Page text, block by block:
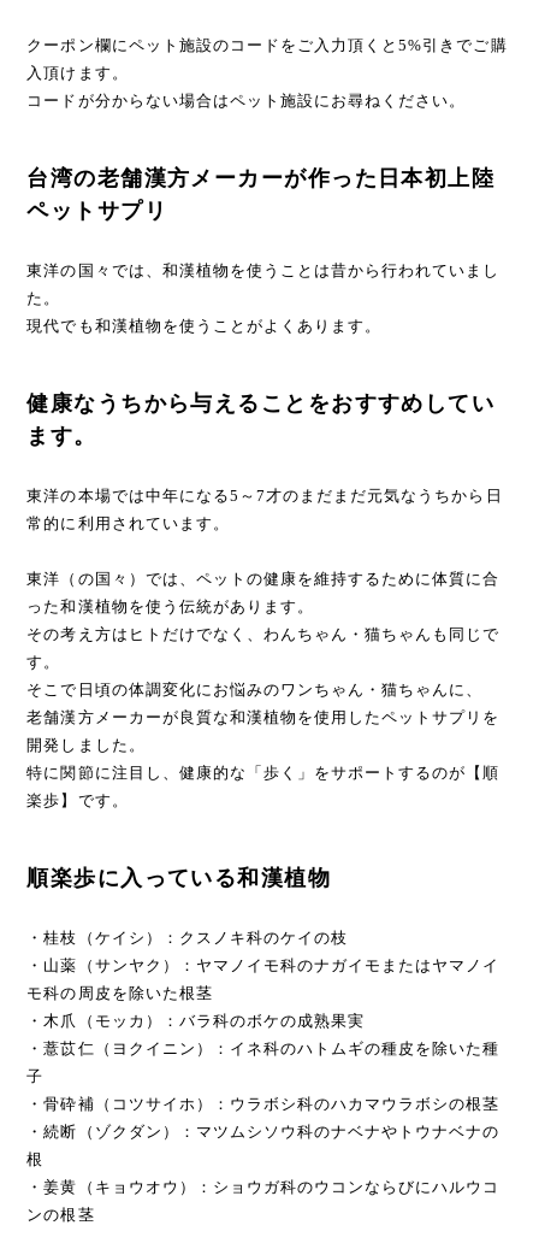
クーポン欄にペット施設のコードをご入力頂くと5%引きでご購
入頂けます。
コードが分からない場合はペット施設にお尋ねください。
台湾の老舗漢方メーカーが作った日本初上陸
ペットサプリ
東洋の国々では、和漢植物を使うことは昔から行われていまし
た。
現代でも和漢植物を使うことがよくあります。
健康なうちから与えることをおすすめしてい
ます。
東洋の本場では中年になる5～7才のまだまだ元気なうちから日
常的に利用されています。
東洋（の国々）では、ペットの健康を維持するために体質に合
った和漢植物を使う伝統があります。
その考え方はヒトだけでなく、わんちゃん・猫ちゃんも同じで
す。
そこで日頃の体調変化にお悩みのワンちゃん・猫ちゃんに、
老舗漢方メーカーが良質な和漢植物を使用したペットサプリを
開発しました。
特に関節に注目し、健康的な「歩く」をサポートするのが【順
楽歩】です。
順楽歩に入っている和漢植物
・桂枝（ケイシ）：クスノキ科のケイの枝
・山薬（サンヤク）：ヤマノイモ科のナガイモまたはヤマノイ
モ科の周皮を除いた根茎
・木爪（モッカ）：バラ科のボケの成熟果実
・薏苡仁（ヨクイニン）：イネ科のハトムギの種皮を除いた種
子
・骨砕補（コツサイホ）：ウラボシ科のハカマウラボシの根茎
・続断（ゾクダン）：マツムシソウ科のナベナやトウナベナの
根
・姜黄（キョウオウ）：ショウガ科のウコンならびにハルウコ
ンの根茎